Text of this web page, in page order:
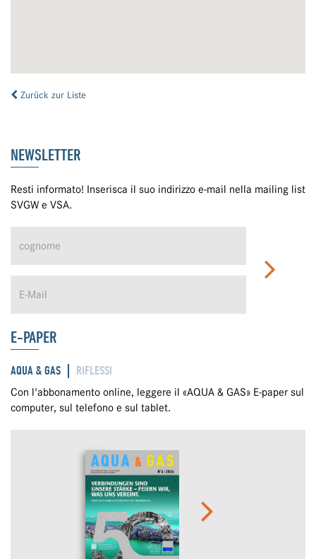
Zurück zur Liste
NEWSLETTER
Resti informato! Inserisca il suo indirizzo e-mail nella mailing list
SVGW e VSA.
E-PAPER
AQUA & GAS RIFLESSI
Con l'abbonamento online, leggere il «AQUA & GAS» E-paper sul
computer, sul telefono e sul tablet.